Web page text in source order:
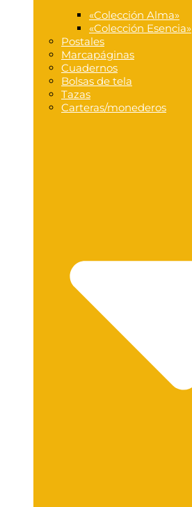
«Colección Alma»
«Colección Esencia»
Postales
Marcapáginas
Cuadernos
Bolsas de tela
Tazas
Carteras/monederos